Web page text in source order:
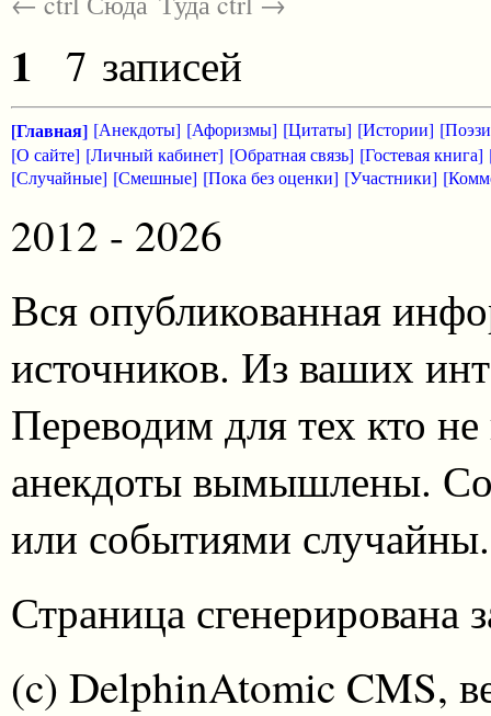
1 7 записей
[Главная] [Анекдоты] [Афоризмы] [Цитаты] [Истории]
[О сайте] [Личный кабинет] [Обратная связь] [Гостевая книга]
[Случайные] [Смешные] [Пока без оценки] [Участники]
2012 - 2026
Вся опубликованная
источников. Из ваших
Переводим для тех кто
анекдоты вымышлены.
или событиями случайны.
Страница сгенерирована
(c) DelphinAtomic CMS,